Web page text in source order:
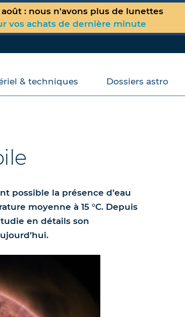
août : nous n'avons plus de lunettes
vos achats de dernière minute
& techniques Dossiers astro
possible la présence d’eau
moyenne à 15 °C. Depuis
en détails son